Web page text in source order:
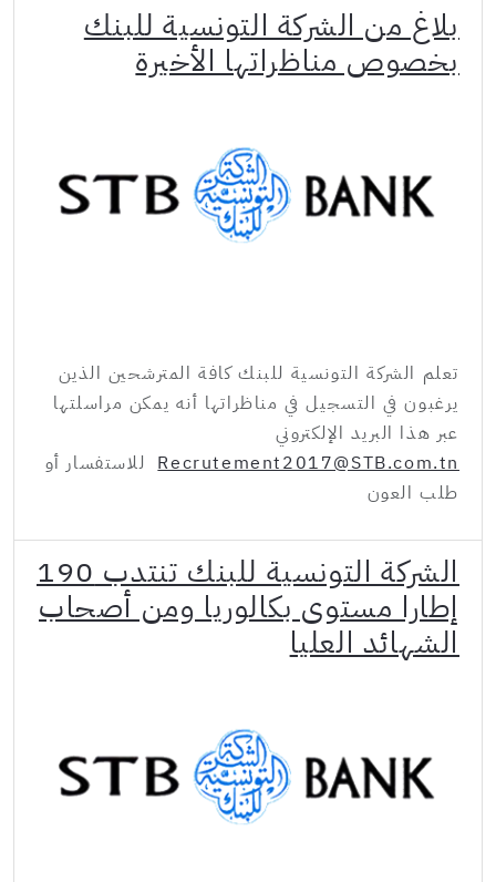
بلاغ من الشركة التونسية للبنك
بخصوص مناظراتها الأخيرة
تعلم الشركة التونسية للبنك كافة المترشحين الذين
يرغبون في التسجيل في مناظراتها أنه يمكن مراسلتها
عبر هذا البريد الإلكتروني
Recrutement2017@STB.com.tnللاستفسار أو
طلب العون
الشركة التونسية للبنك تنتدب 190
إطارا مستوى بكالوريا ومن أصحاب
الشهائد العليا